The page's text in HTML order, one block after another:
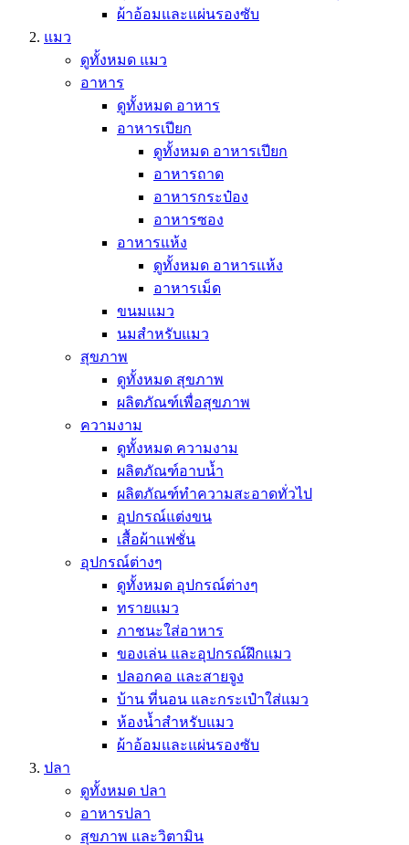
ผ้าอ้อมและแผ่นรองซับ
แมว
ดูทั้งหมด แมว
อาหาร
ดูทั้งหมด อาหาร
อาหารเปียก
ดูทั้งหมด อาหารเปียก
อาหารถาด
อาหารกระป๋อง
อาหารซอง
อาหารแห้ง
ดูทั้งหมด อาหารแห้ง
อาหารเม็ด
ขนมแมว
นมสำหรับแมว
สุขภาพ
ดูทั้งหมด สุขภาพ
ผลิตภัณฑ์เพื่อสุขภาพ
ความงาม
ดูทั้งหมด ความงาม
ผลิตภัณฑ์อาบน้ำ
ผลิตภัณฑ์ทำความสะอาดทั่วไป
อุปกรณ์แต่งขน
เสื้อผ้าแฟชั่น
อุปกรณ์ต่างๆ
ดูทั้งหมด อุปกรณ์ต่างๆ
ทรายแมว
ภาชนะใส่อาหาร
ของเล่น และอุปกรณ์ฝึกแมว
ปลอกคอ และสายจูง
บ้าน ที่นอน และกระเป๋าใส่แมว
ห้องน้ำสำหรับแมว
ผ้าอ้อมและแผ่นรองซับ
ปลา
ดูทั้งหมด ปลา
อาหารปลา
สุขภาพ และวิตามิน